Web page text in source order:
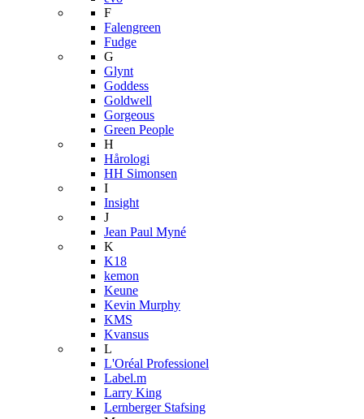
F
Falengreen
Fudge
G
Glynt
Goddess
Goldwell
Gorgeous
Green People
H
Hårologi
HH Simonsen
I
Insight
J
Jean Paul Myné
K
K18
kemon
Keune
Kevin Murphy
KMS
Kvansus
L
L'Oréal Professionel
Label.m
Larry King
Lernberger Stafsing